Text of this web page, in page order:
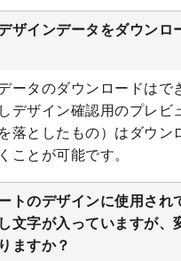
加しました。
セミナー・講演会のチラシデザ
ートを追加しました。
ポーツジム・フィットネスク
デザインテンプレート
ール・ラベルのデザインテン
公開いたしました。
封筒（長3、洋長3、角2）のデ
ートを追加しました。
ザインデータをダウンロ
ータのダウンロードはで
デザイン確認用のプレビ
落としたもの）はダウン
ことが可能です。
トのデザインに使用され
文字が入っていますが、
ますか？